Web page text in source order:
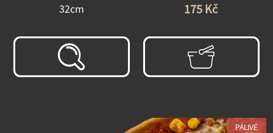
32cm 175 Kč
PÁLIVÉ